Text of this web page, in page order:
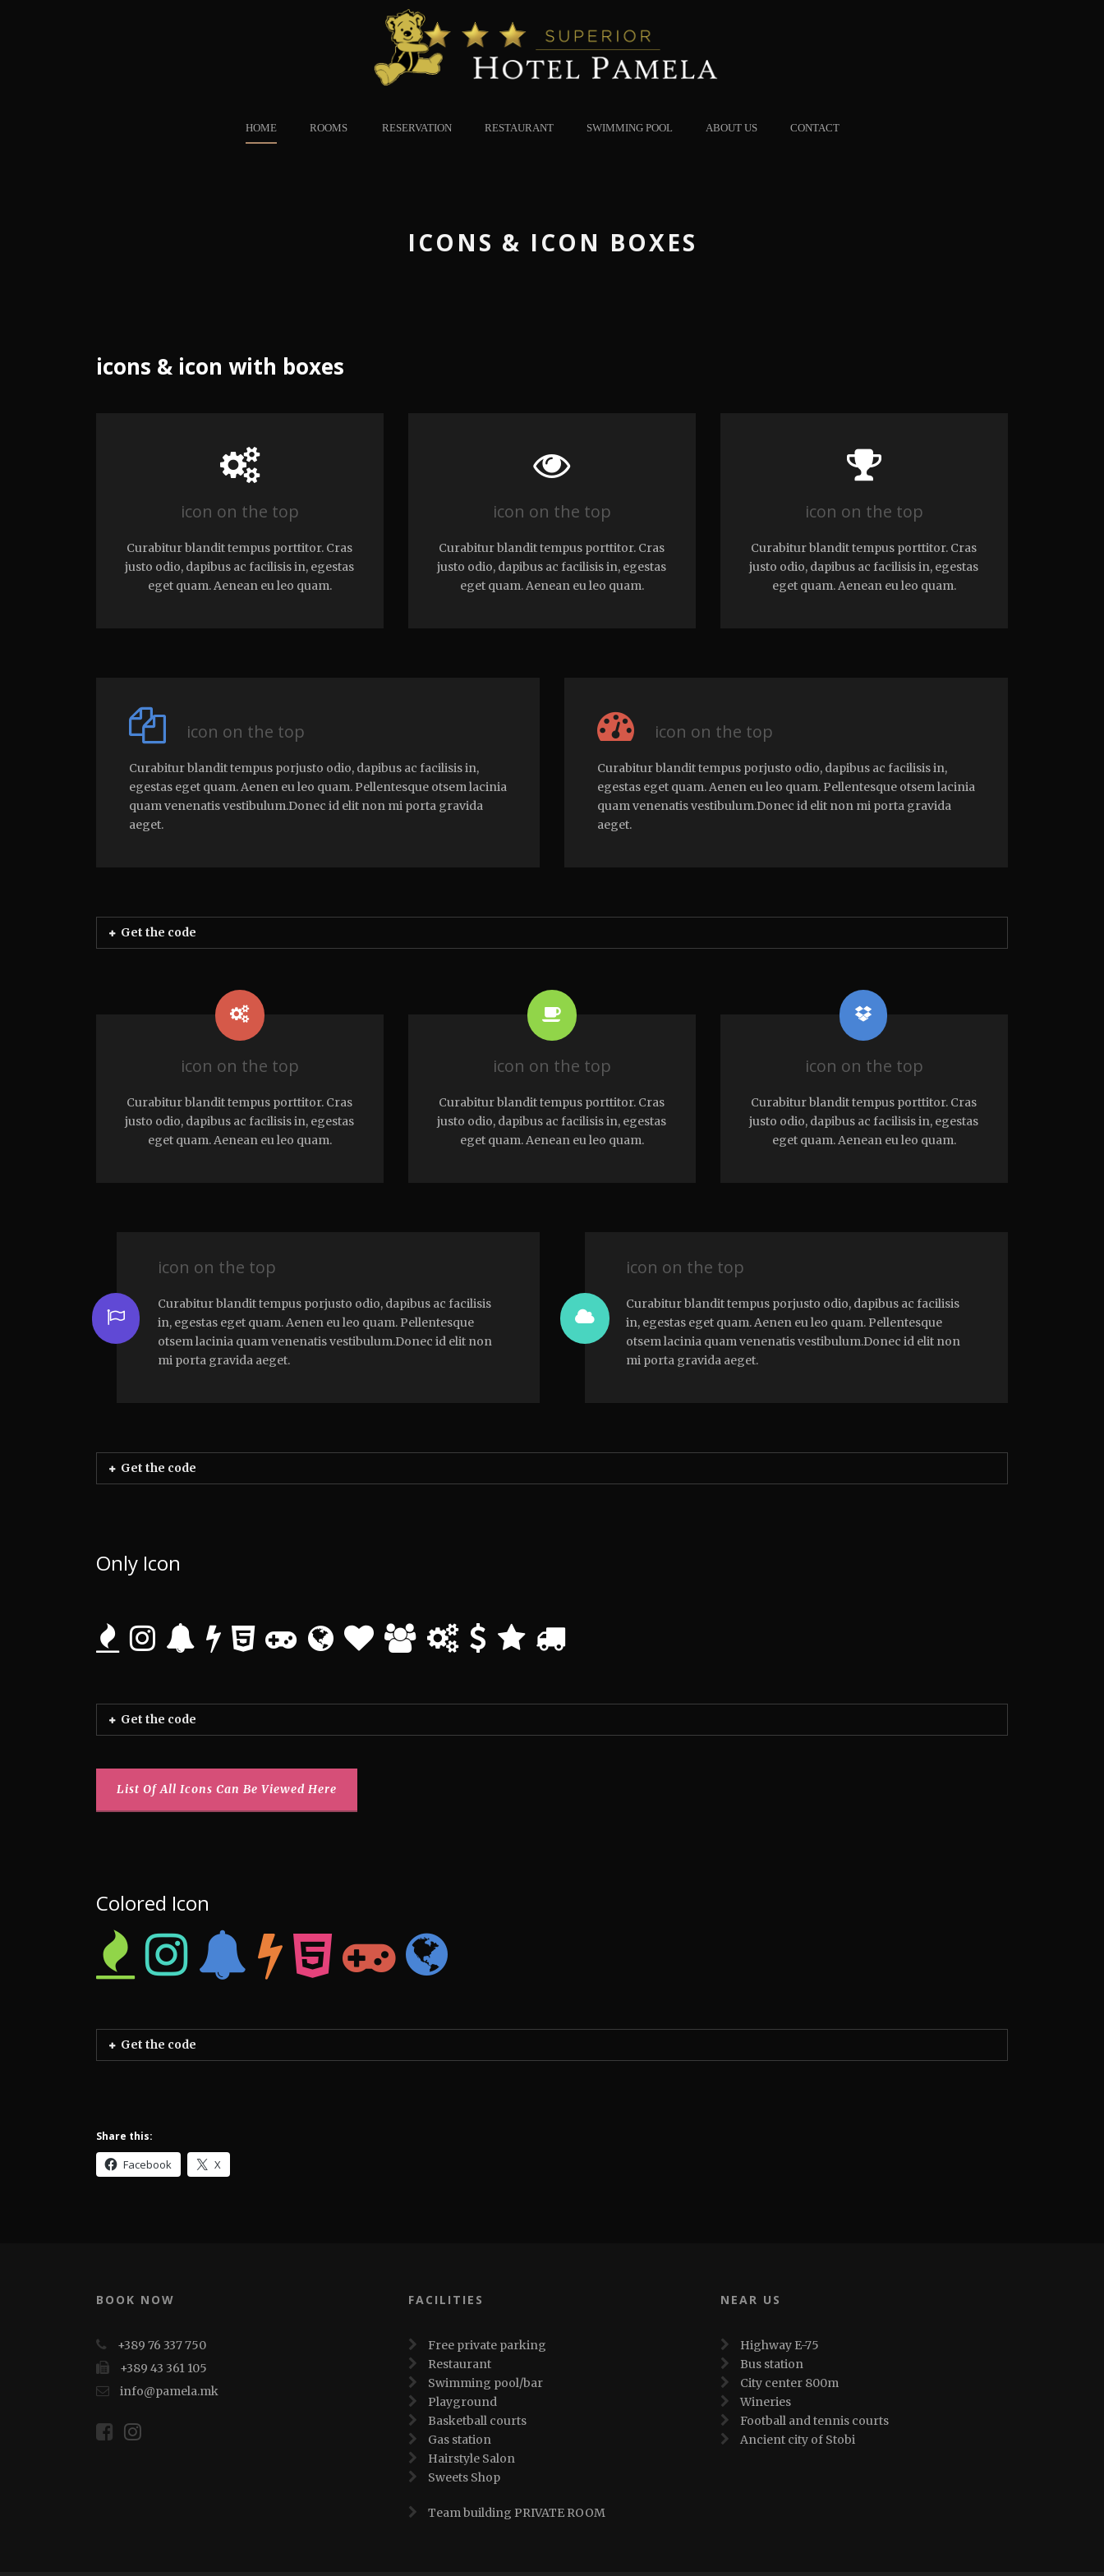
HOME ROOMS RESERVATION RESTAURANT SWIMMING POOL ABOUT US CONTACT
ICONS & ICON BOXES
icons & icon with boxes
icon on the top
Curabitur blandit tempus porttitor. Cras
justo odio, dapibus ac facilisis in, egestas
eget quam. Aenean eu leo quam.
icon on the top
Curabitur blandit tempus porttitor. Cras
justo odio, dapibus ac facilisis in, egestas
eget quam. Aenean eu leo quam.
icon on the top
Curabitur blandit tempus porttitor. Cras
justo odio, dapibus ac facilisis in, egestas
eget quam. Aenean eu leo quam.
icon on the top
Curabitur blandit tempus porjusto odio, dapibus ac facilisis in,
egestas eget quam. Aenen eu leo quam. Pellentesque otsem lacinia
quam venenatis vestibulum.Donec id elit non mi porta gravida
aeget.
icon on the top
Curabitur blandit tempus porjusto odio, dapibus ac facilisis in,
egestas eget quam. Aenen eu leo quam. Pellentesque otsem lacinia
quam venenatis vestibulum.Donec id elit non mi porta gravida
aeget.
Get the code
icon on the top
Curabitur blandit tempus porttitor. Cras
justo odio, dapibus ac facilisis in, egestas
eget quam. Aenean eu leo quam.
icon on the top
Curabitur blandit tempus porttitor. Cras
justo odio, dapibus ac facilisis in, egestas
eget quam. Aenean eu leo quam.
icon on the top
Curabitur blandit tempus porttitor. Cras
justo odio, dapibus ac facilisis in, egestas
eget quam. Aenean eu leo quam.
icon on the top
Curabitur blandit tempus porjusto odio, dapibus ac facilisis
in, egestas eget quam. Aenen eu leo quam. Pellentesque
otsem lacinia quam venenatis vestibulum.Donec id elit non
mi porta gravida aeget.
icon on the top
Curabitur blandit tempus porjusto odio, dapibus ac facilisis
in, egestas eget quam. Aenen eu leo quam. Pellentesque
otsem lacinia quam venenatis vestibulum.Donec id elit non
mi porta gravida aeget.
Get the code
Only Icon
Get the code
List Of All Icons Can Be Viewed Here
Colored Icon
Get the code
Share this:
Facebook X
BOOK NOW
+389 76 337 750
+389 43 361 105
info@pamela.mk
FACILITIES
Free private parking
Restaurant
Swimming pool/bar
Playground
Basketball courts
Gas station
Hairstyle Salon
Sweets Shop
Team building PRIVATE ROOM
NEAR US
Highway E-75
Bus station
City center 800m
Wineries
Football and tennis courts
Ancient city of Stobi